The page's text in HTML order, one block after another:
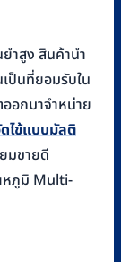
ำสูง สินค้านำ
ป็นที่ยอมรับใน
อกมาจำหน่าย
ดไข้แบบมัลติ
มขายดี
หภูมิ Multi-